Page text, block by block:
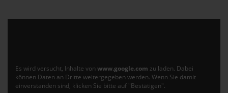
Es wird versucht, Inhalte von www.google.com zu laden. Dabei
können Daten an Dritte weitergegeben werden. Wenn Sie damit
einverstanden sind, klicken Sie bitte auf "Bestätigen".